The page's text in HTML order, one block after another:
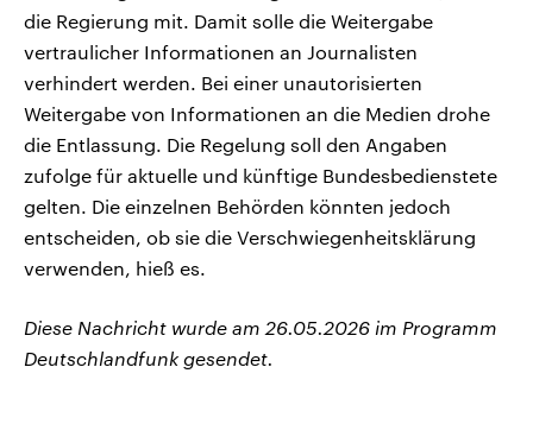
die Regierung mit. Damit solle die Weitergabe
vertraulicher Informationen an Journalisten
verhindert werden. Bei einer unautorisierten
Weitergabe von Informationen an die Medien drohe
die Entlassung. Die Regelung soll den Angaben
zufolge für aktuelle und künftige Bundesbedienstete
gelten. Die einzelnen Behörden könnten jedoch
entscheiden, ob sie die Verschwiegenheitsklärung
verwenden, hieß es.
Diese Nachricht wurde am 26.05.2026 im Programm
Deutschlandfunk gesendet.